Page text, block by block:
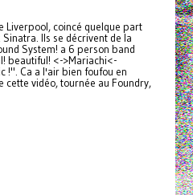
Liverpool, coincé quelque part
Ils se décrivent de la
System! a 6 person band
beautiful! <->Mariachi<-
!". Ca a l'air bien foufou en
cette vidéo, tournée au Foundry,